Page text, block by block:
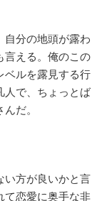
自分の地頭が露わ
言える。俺のこの
ベルを露見する行
人で、ちょっとば
だ。
い方が良いかと言
て恋愛に奥手な非